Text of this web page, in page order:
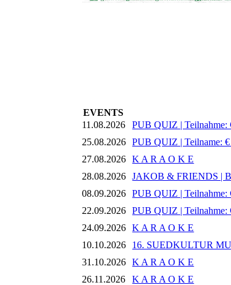
EVENTS
11.08.2026
PUB QUIZ | Teilnahme:
25.08.2026
PUB QUIZ | Teilname:
27.08.2026
K A R A O K E
28.08.2026
JAKOB & FRIENDS |
08.09.2026
PUB QUIZ | Teilnahme:
22.09.2026
PUB QUIZ | Teilnahme:
24.09.2026
K A R A O K E
10.10.2026
16. SUEDKULTUR
31.10.2026
K A R A O K E
26.11.2026
K A R A O K E